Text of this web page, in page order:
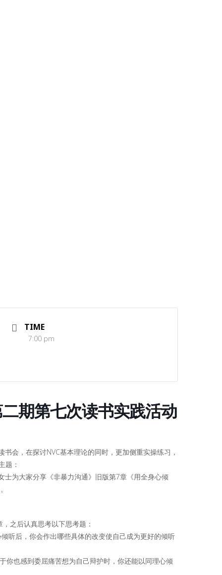
TIME
7:00 pm
期第七次读书实践活动
会，在探讨NVC基本理论的同时，更加侧重实操练习，
题：
为大家分享《非暴力沟通》旧版第7章《用全身心倾
之后认真思考以下思考题：
听后，你会作出哪些具体的改变使自己成为更好的倾听
你也感到委屈痛苦想为自己辩护时，你还能以同理心倾